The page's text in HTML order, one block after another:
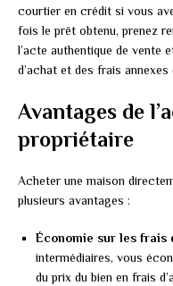
courtier en crédit si vous
fois le prêt obtenu, prenez
l’acte authentique de vente
d’achat et des frais
Avantages de
propriétaire
Acheter une maison
plusieurs avantages :
Économie sur les frais
intermédiaires, vous
du prix du bien en frais